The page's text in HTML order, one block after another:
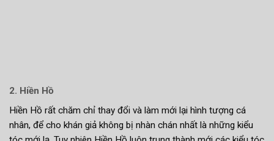
2. Hiền Hồ
Hiền Hồ rất chăm chỉ thay đổi và làm mới lại hình tượng cá
nhân, để cho khán giả không bị nhàn chán nhất là những kiểu